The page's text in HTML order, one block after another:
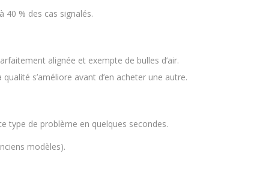
% des cas signalés.
alignée et exempte de bulles d’air.
s’améliore avant d’en acheter une autre.
type de problème en quelques secondes.
modèles).